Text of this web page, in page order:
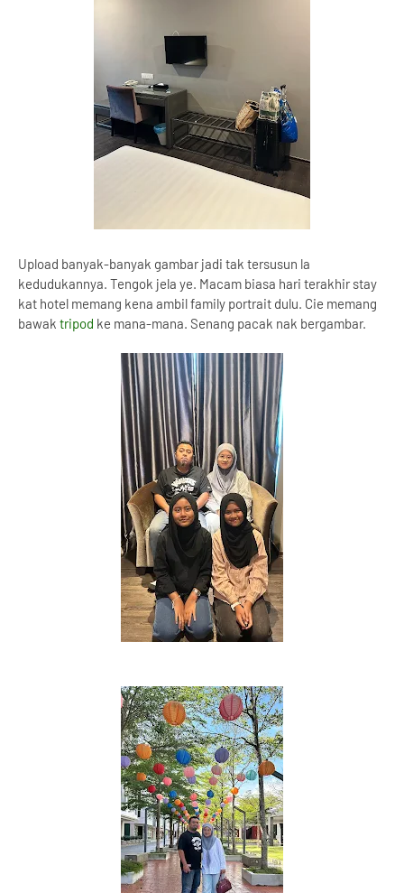
Upload banyak-banyak gambar jadi tak tersusun la
kedudukannya. Tengok jela ye. Macam biasa hari terakhir stay
kat hotel memang kena ambil family portrait dulu. Cie memang
bawak tripod ke mana-mana. Senang pacak nak bergambar.